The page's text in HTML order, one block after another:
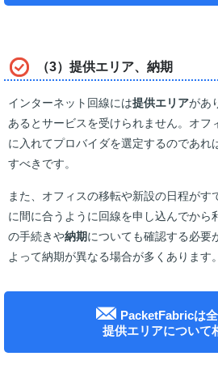
（3）提供エリア、納期
インターネット回線には提供エリアがあ
あるとサービスを受けられません。オフ
に入れてプロバイダを選定するのであれ
すべきです。
また、オフィスの移転や新設の日程がす
に間に合うように回線を申し込んでから
の手続きや納期についても確認する必要
よって納期が異なる場合が多くあります。
PacketFabricは全
提供エリアについて